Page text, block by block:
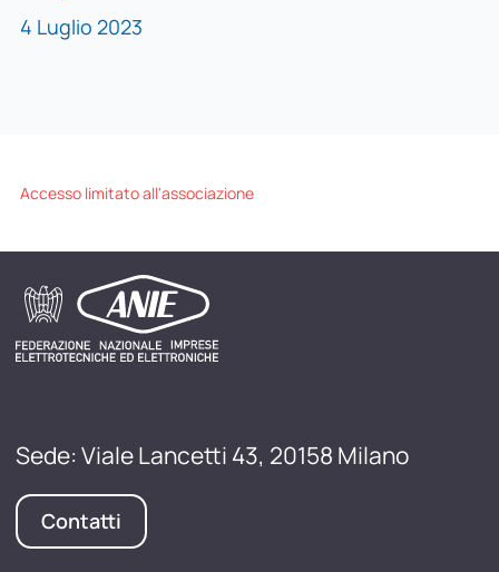
4 Luglio 2023
Accesso limitato all'associazione
Sede: Viale Lancetti 43, 20158 Milano
Contatti